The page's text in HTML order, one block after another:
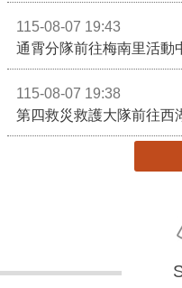
115-08-07 19:43
通霄分隊前往梅南里活動
115-08-07 19:38
第四救災救護大隊前往西